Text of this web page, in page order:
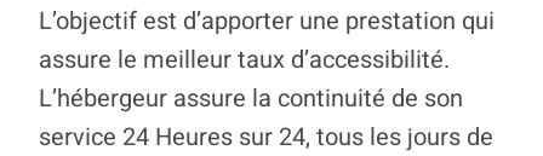
L’objectif est d’apporter une prestation qui
assure le meilleur taux d’accessibilité.
L’hébergeur assure la continuité de son
service 24 Heures sur 24, tous les jours de